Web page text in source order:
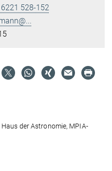
528-152
der Astronomie, MPIA-